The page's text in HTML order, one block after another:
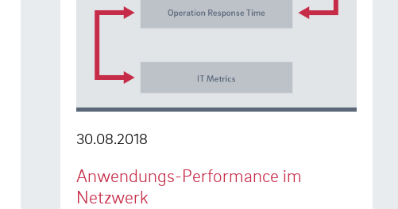
30.08.2018
Anwendungs-Performance im
Netzwerk